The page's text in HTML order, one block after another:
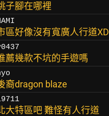
子腳在哪裡
區好像沒有寬廣人行道XD
薦幾款不坑的手遊嗎
裔dragon blaze
大特區吧 難怪有人行道